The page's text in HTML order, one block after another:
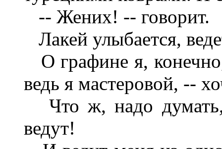
-- Жених! -- говорит.
Лакей улыбается,
О графине я,
ведь я мастеровой, --
Что ж, надо думать,
ведут!